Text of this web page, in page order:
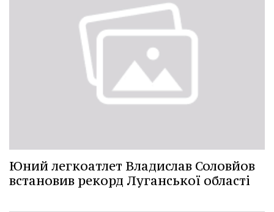
Юний легкоатлет Владислав Соловйов
встановив рекорд Луганської області